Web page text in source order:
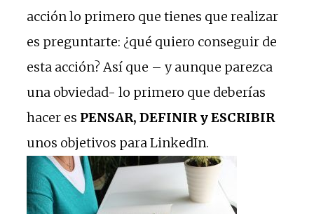
acción lo primero que tienes que realizar
es preguntarte: ¿qué quiero conseguir de
esta acción? Así que – y aunque parezca
una obviedad- lo primero que deberías
hacer es PENSAR, DEFINIR y ESCRIBIR
unos objetivos para LinkedIn.